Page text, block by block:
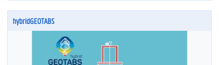
hybridGEOTABS